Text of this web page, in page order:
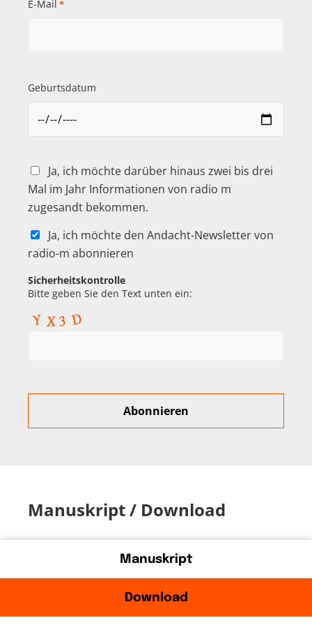
E-Mail *
Geburtsdatum
Ja, ich möchte darüber hinaus zwei bis drei
Mal im Jahr Informationen von radio m
zugesandt bekommen.
Ja, ich möchte den Andacht-Newsletter von
radio-m abonnieren
Sicherheitskontrolle
Bitte geben Sie den Text unten ein:
Manuskript / Download
Manuskript
Download